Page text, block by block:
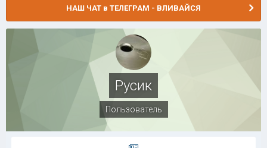
НАШ ЧАТ в ТЕЛЕГРАМ - ВЛИВАЙСЯ
Русик
Пользователь